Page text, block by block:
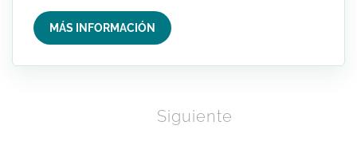
MÁS INFORMACIÓN
Página
Página
Siguiente